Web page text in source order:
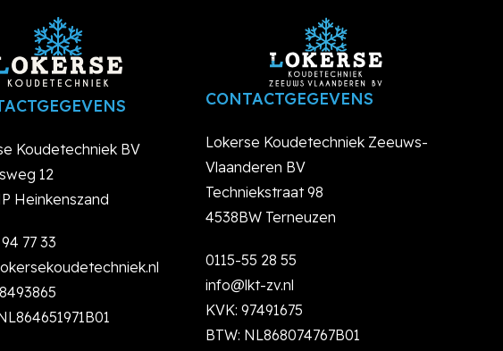
Koudetechniek BV
12
Heinkenszand
77 33
CONTACTGEGEVENS
Lokerse Koudetechniek Zeeuws-
Vlaanderen BV
Techniekstraat 98
4538BW Terneuzen
0115-55 28 55
info@lkt-zv.nl
KVK: 97491675
BTW: NL868074767B01